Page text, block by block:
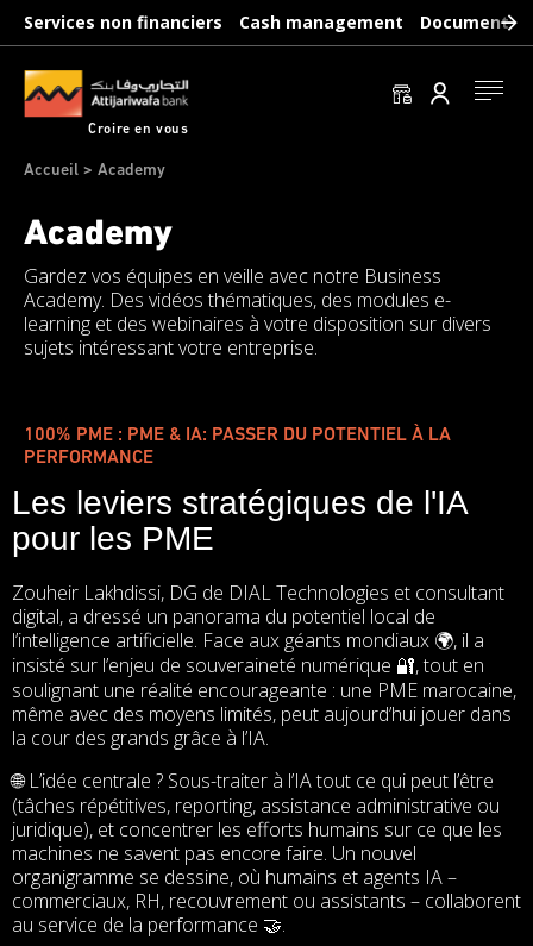
Aller
principal
Services non financiers Cash management Documents
Croire en vous
Se
Fil
Accueil Academy
Academy
Gardez vos équipes en veille avec notre Business
Academy. Des vidéos thématiques, des modules e-
learning et des webinaires à votre disposition sur divers
sujets intéressant votre entreprise.
100% PME : PME & IA: PASSER DU POTENTIEL À LA
PERFORMANCE
Les leviers stratégiques de l'IA
pour les PME
Zouheir Lakhdissi, DG de DIAL Technologies et consultant
digital, a dressé un panorama du potentiel local de
l’intelligence artificielle. Face aux géants mondiaux 🌍, il a
insisté sur l’enjeu de souveraineté numérique 🔐, tout en
soulignant une réalité encourageante : une PME marocaine,
même avec des moyens limités, peut aujourd’hui jouer dans
la cour des grands grâce à l’IA.
🌐L’idée centrale ? Sous-traiter à l’IA tout ce qui peut l’être
(tâches répétitives, reporting, assistance administrative ou
juridique), et concentrer les efforts humains sur ce que les
machines ne savent pas encore faire. Un nouvel
organigramme se dessine, où humains et agents IA –
commerciaux, RH, recouvrement ou assistants – collaborent
au service de la performance 🤝.